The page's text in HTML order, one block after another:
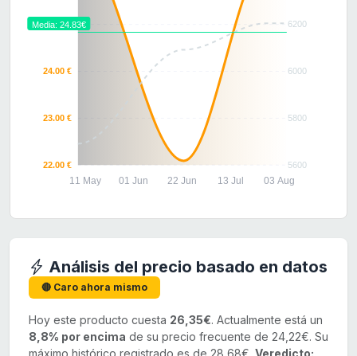
6200
6000
5800
5600
25.00 €
24.00 €
23.00 €
22.00 €
11 May 01 Jun 22 Jun 13 Jul 03 Aug
Media: 24.83€
Análisis del precio basado en datos
🔴 Caro ahora mismo
Hoy este producto cuesta 26,35€. Actualmente está un
8,8% por encima de su precio frecuente de 24,22€. Su